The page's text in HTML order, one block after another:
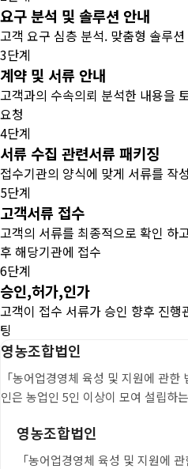
요구 분석 및 솔루션 안내
고객 요구 심층 분석. 맞춤형 솔루
3단계
계약 및 서류 안내
고객과의 수속의뢰 분석한 내용을
요청
4단계
서류 수집 관련서류 패키징
접수기관의 양식에 맞게 서류를 작
5단계
고객서류 접수
고객의 서류를 최종적으로 확인 하
후 해당기관에 접수
6단계
승인,허가,인가
고객이 접수 서류가 승인 향후 진
팅
영농조합법인
「농어업경영체 육성 및 지원에 관
인은 농업인 5인 이상이 모여 설립하
영농조합법인
「농어업경영체 육성 및 지원에